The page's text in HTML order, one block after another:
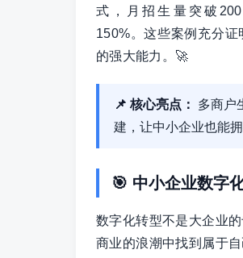
式，月招生量突破
150%。这些案例充分
的强大能力。🚀
📌 核心亮点：
多商户
建，让中小企业也能
🎯 中小企业数字
数字化转型不是大企业
商业的浪潮中找到属于